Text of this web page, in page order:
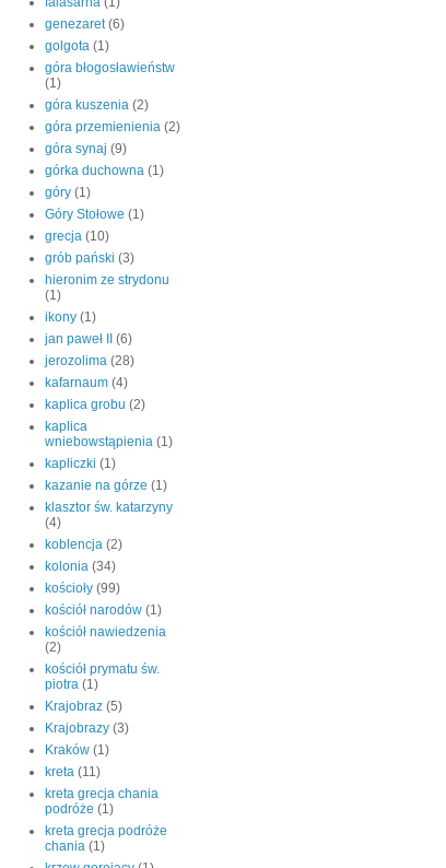
genezaret (6)
golgota (1)
góra błogosławieństw
(1)
góra kuszenia (2)
góra przemienienia (2)
góra synaj (9)
górka duchowna (1)
góry (1)
Góry Stołowe (1)
grecja (10)
grób pański (3)
hieronim ze strydonu
(1)
ikony (1)
jan paweł II
(6)
jerozolima (28)
kafarnaum (4)
kaplica grobu (2)
kaplica
wniebowstąpienia (1)
kapliczki (1)
kazanie na górze (1)
klasztor św. katarzyny
(4)
koblencja (2)
kolonia (34)
kościoły (99)
kościół narodów (1)
kościół nawiedzenia
(2)
kościół prymatu św.
piotra (1)
Krajobraz (5)
Krajobrazy (3)
Kraków (1)
kreta (11)
kreta grecja chania
podróże (1)
kreta grecja podróże
chania (1)